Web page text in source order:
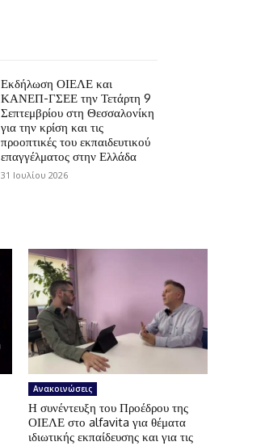
Εκδήλωση ΟΙΕΛΕ και
ΚΑΝΕΠ-ΓΣΕΕ την Τετάρτη 9
Σεπτεμβρίου στη Θεσσαλονίκη
για την κρίση και τις
προοπτικές του εκπαιδευτικού
επαγγέλματος στην Ελλάδα
31 Ιουλίου 2026
Ανακοινώσεις
Η συνέντευξη του Προέδρου της
ΟΙΕΛΕ στο alfavita για θέματα
ιδιωτικής εκπαίδευσης και για τις